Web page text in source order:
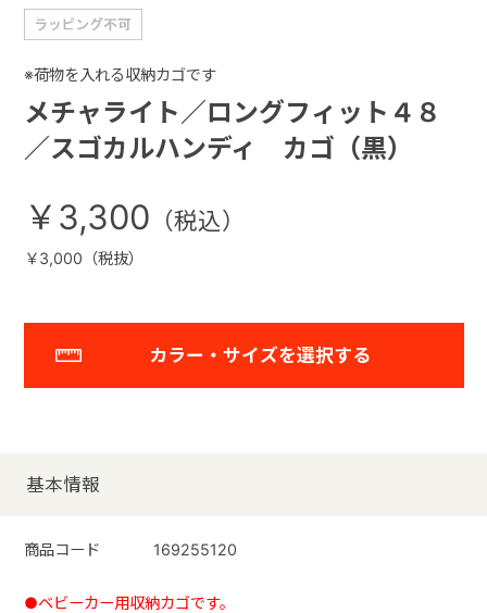
メチャライト／ロングフィット４８
／スゴカルハンディ カゴ（黒）
※荷物を入れる収納カゴです
￥3,300
￥3,000（税抜）
カラー・サイズを選択する
基本情報
商品コード 169255120
●ベビーカー用収納カゴです。